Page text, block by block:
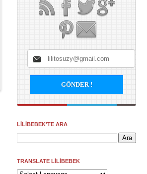
LİLİBEBEK'TE ARA
TRANSLATE LİLİBEBEK